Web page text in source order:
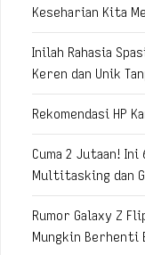
Keseharian Kita
Inilah Rahasia
Keren dan Unik
Rekomendasi HP
Cuma 2 Jutaan!
Multitasking dan
Rumor Galaxy Z
Mungkin Berhenti